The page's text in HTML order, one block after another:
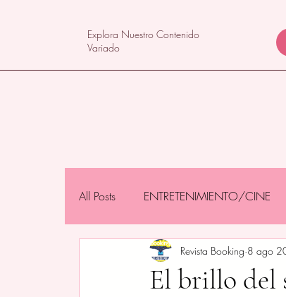
Explora Nuestro Contenido
Variado
All Posts ENTRETENIMIENTO/CINE
NEGOCIOS/TECNOLOGÍA
El brillo del
Revista Booking 8 ago